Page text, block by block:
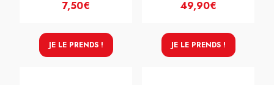
7,50€
JE LE PRENDS !
49,90€
JE LE PRENDS !